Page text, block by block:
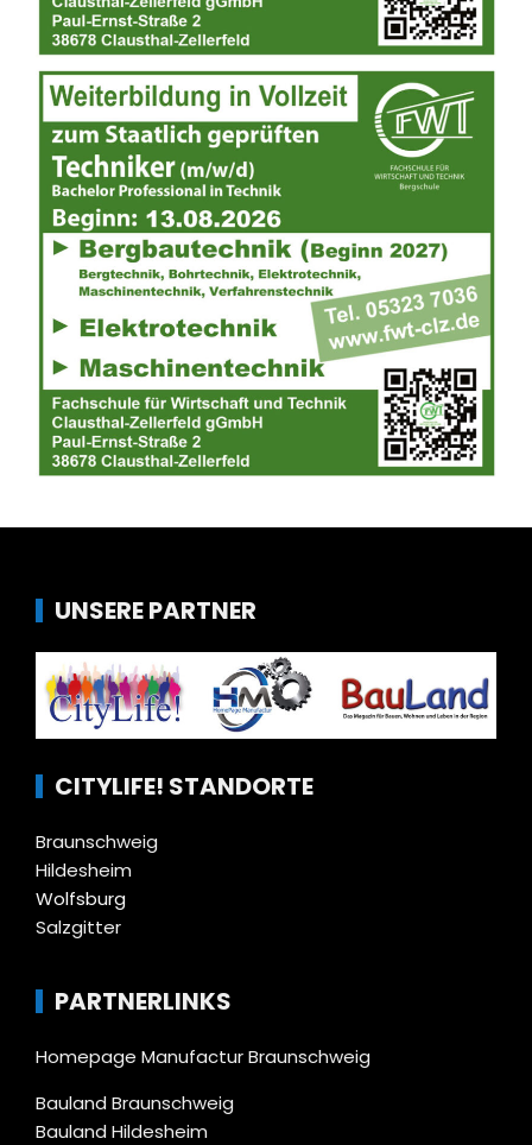
UNSERE PARTNER
CITYLIFE! STANDORTE
Braunschweig
Hildesheim
Wolfsburg
Salzgitter
PARTNERLINKS
Homepage Manufactur Braunschweig
Bauland Braunschweig
Bauland Hildesheim